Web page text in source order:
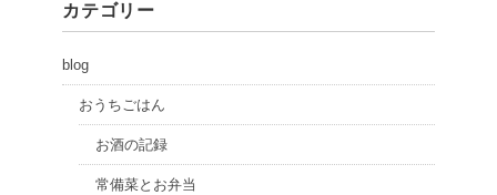
カテゴリー
blog
おうちごはん
お酒の記録
常備菜とお弁当